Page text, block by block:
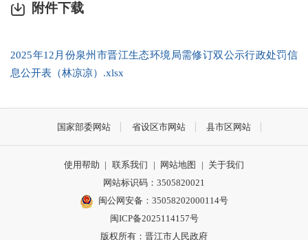
附件下载
2025年12月份泉州市晋江生态环境局需修订双公示行政处罚信
息公开表（林凉凉）.xlsx
国家部委网站 省设区市网站 县市区网站
使用帮助 | 联系我们 | 网站地图 | 关于我们
网站标识码：3505820021
闽公网安备：35058202000114号
闽ICP备2025114157号
版权所有：晋江市人民政府